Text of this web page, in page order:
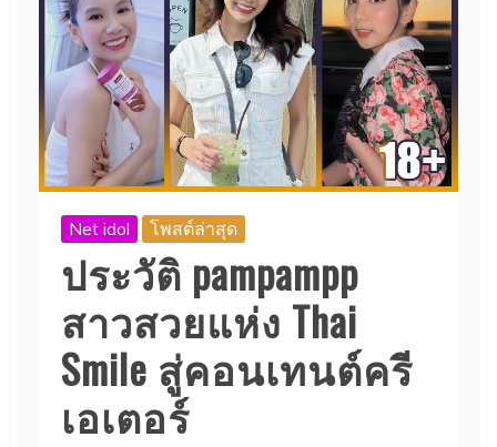
Net idol โพสต์ล่าสุด
ประวัติ pampampp
สาวสวยแห่ง Thai
Smile สู่คอนเทนต์ครี
เอเตอร์